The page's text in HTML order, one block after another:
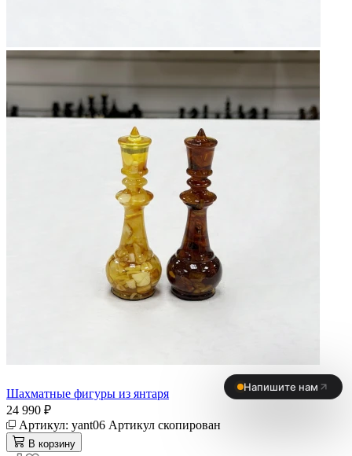
Шахматные фигуры из янтаря
24 990 ₽
Артикул: yant06 Артикул скопирован
В корзину